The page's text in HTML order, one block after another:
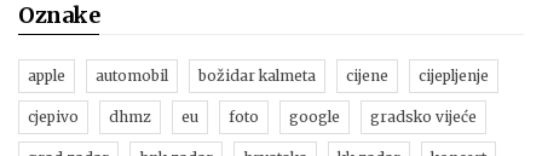
Oznake
apple automobil božidar kalmeta cijene cijepljenje
cjepivo dhmz eu foto google gradsko vijeće